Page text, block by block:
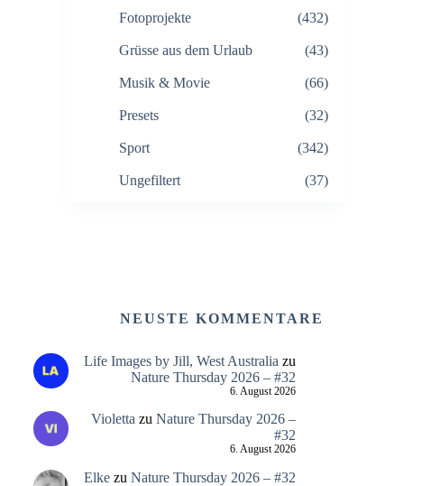
Fotoprojekte (432)
Grüsse aus dem Urlaub (43)
Musik & Movie (66)
Presets (32)
Sport (342)
Ungefiltert (37)
NEUSTE KOMMENTARE
Life Images by Jill, West Australia zu
Nature Thursday 2026 – #32
6. August 2026
Violetta zu Nature Thursday 2026 –
#32
6. August 2026
Elkezu Nature Thursday 2026 – #32